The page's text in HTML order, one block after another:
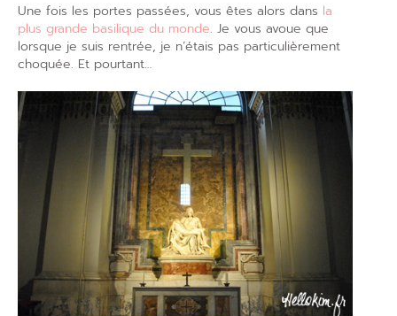
Une fois les portes passées, vous êtes alors dans la
plus grande basilique du monde. Je vous avoue que
lorsque je suis rentrée, je n’étais pas particulièrement
choquée. Et pourtant…